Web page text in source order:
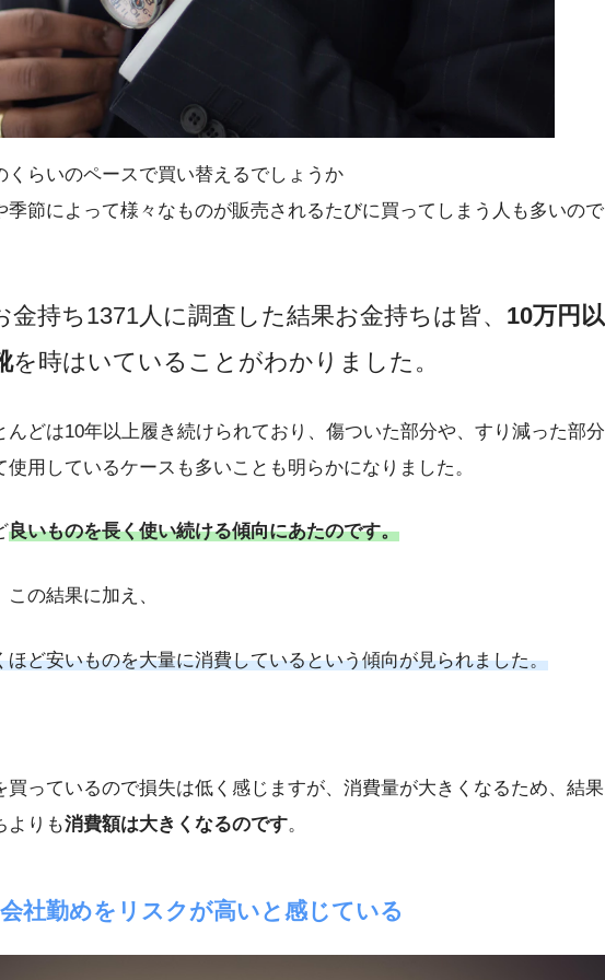
くらいのペースで買い替えるでしょうか
季節によって様々なものが販売されるたびに買ってしまう人も多いので
金持ち1371人に調査した結果お金持ちは皆、 10万円以
を時はいていることがわかりました。
んどは10年以上履き続けられており、傷ついた部分や、すり減った部分
用しているケースも多いことも明らかになりました。
良いものを長く使い続ける傾向にあたのです。
の結果に加え、
ほど安いものを大量に消費しているという傾向が見られました。
買っているので損失は低く感じますが、消費量が大きくなるため、結果
よりも消費額は大きくなるのです。
社勤めをリスクが高いと感じている